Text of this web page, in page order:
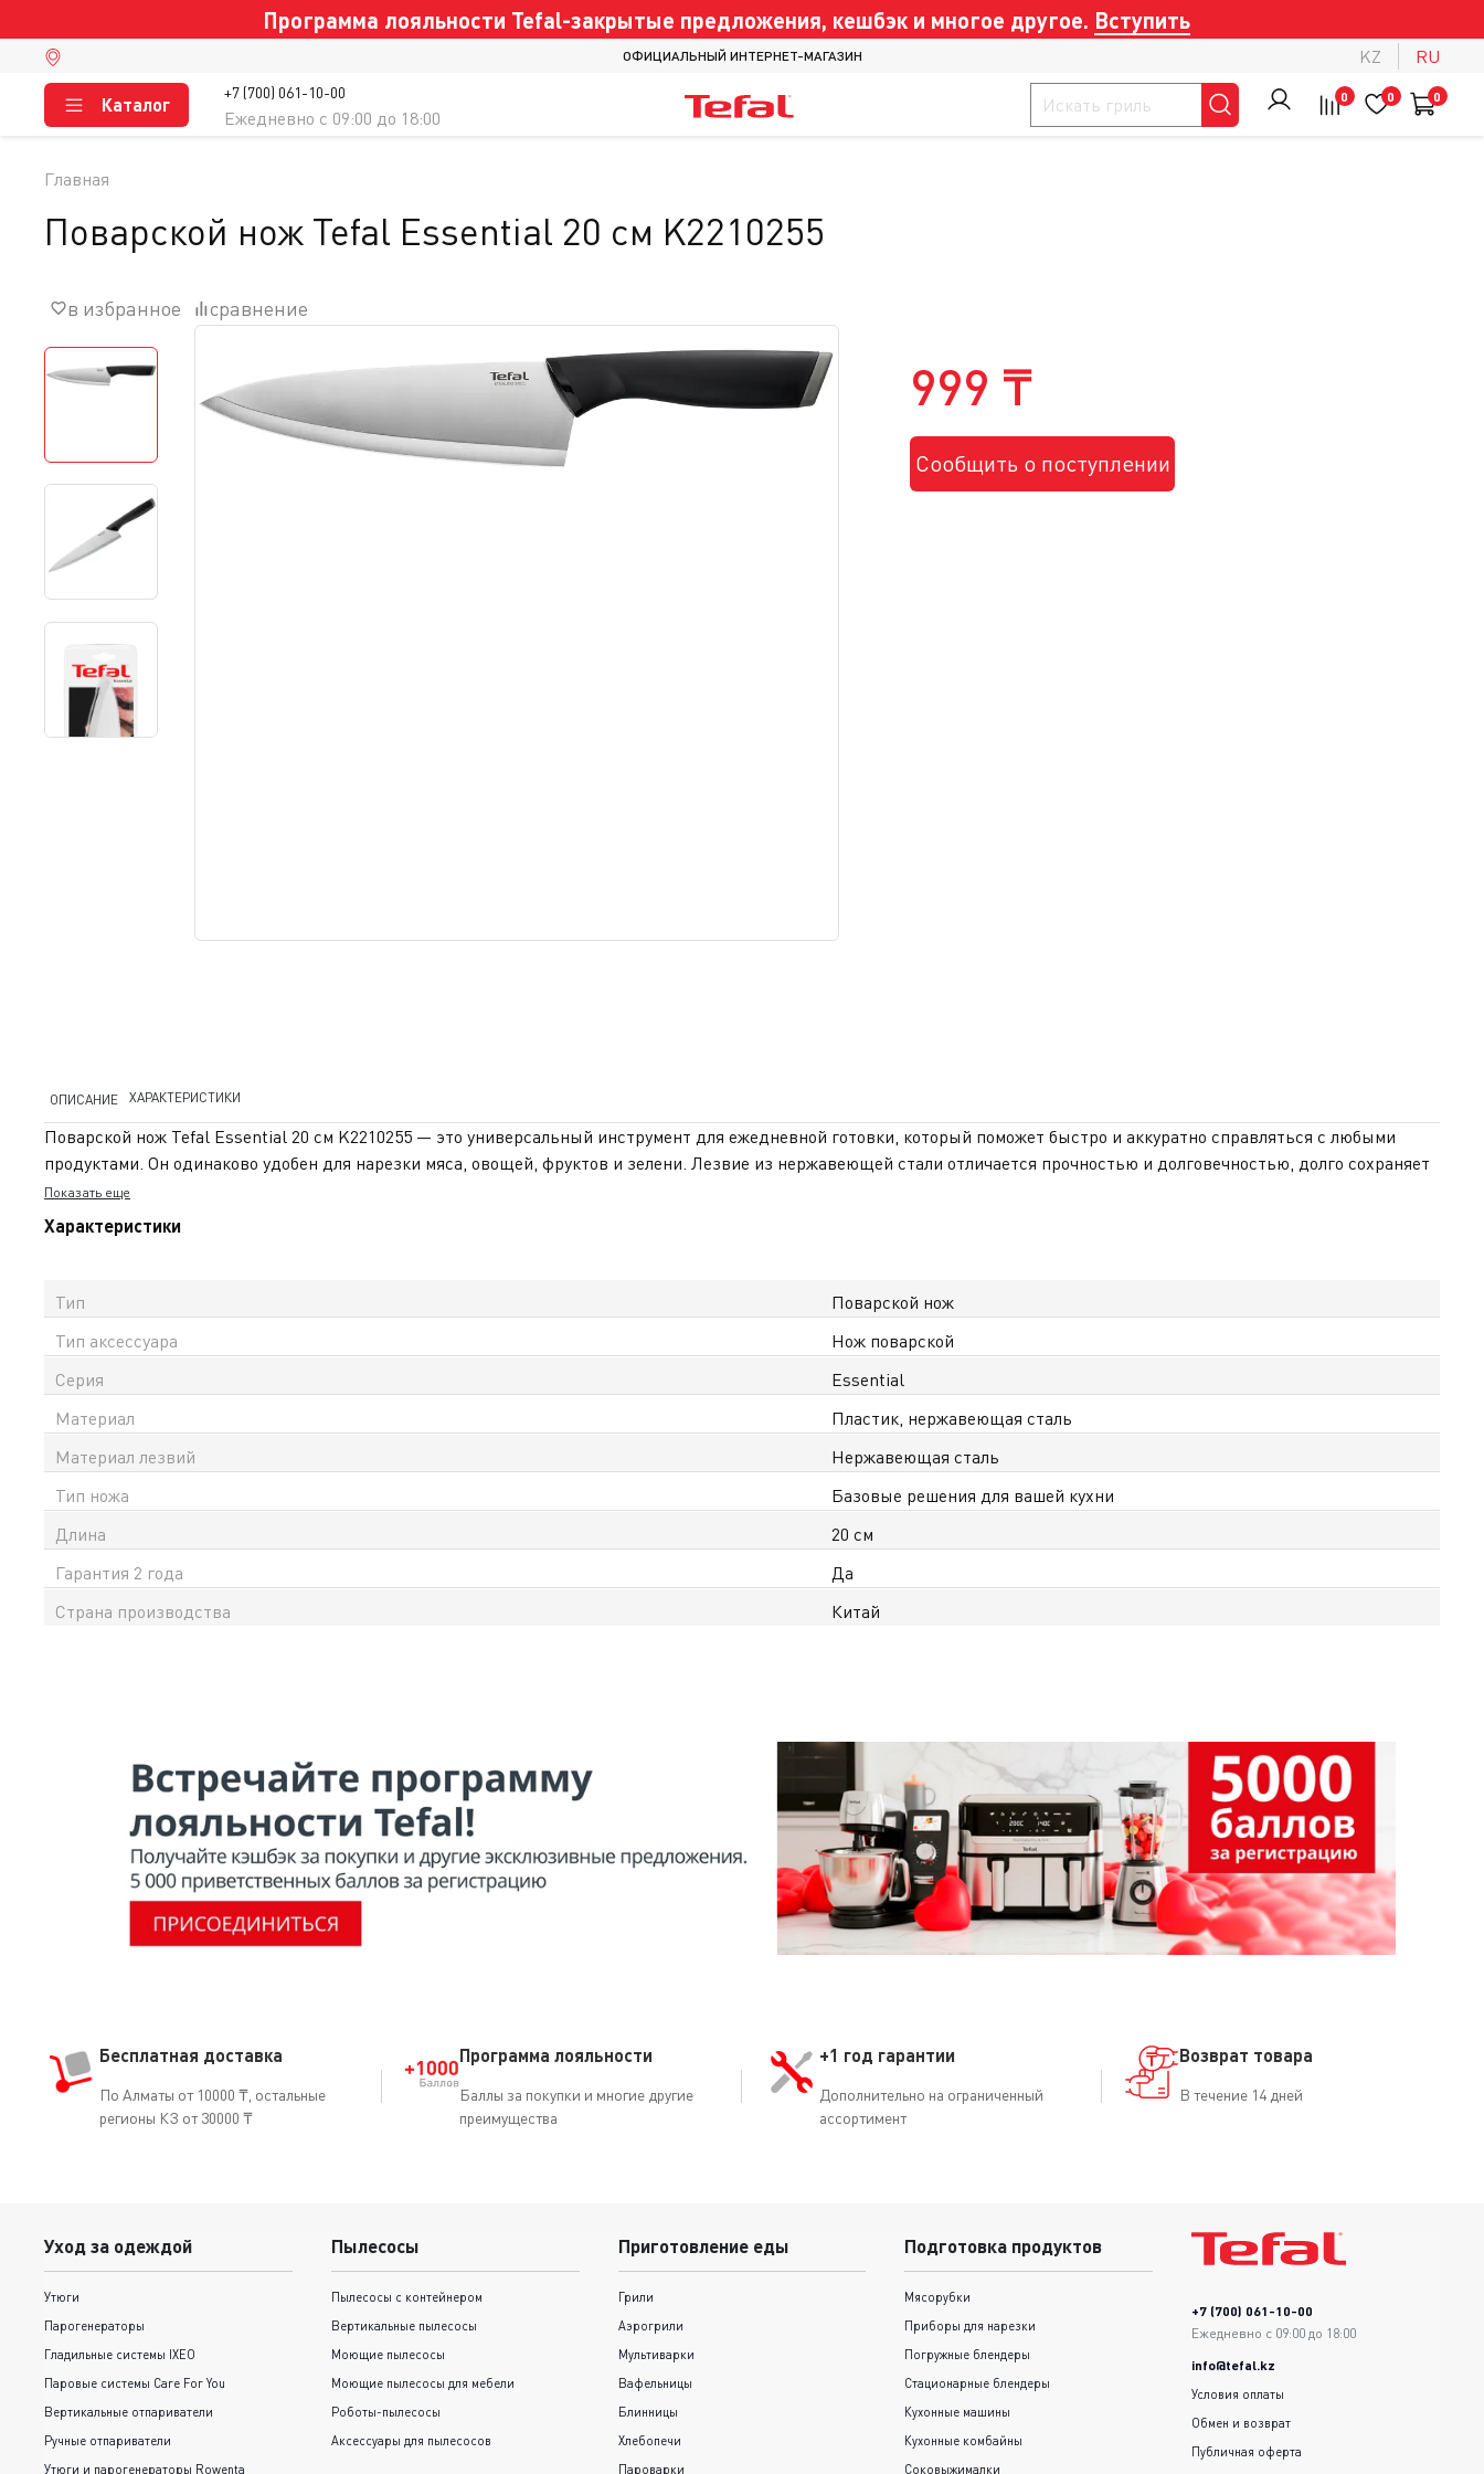
Программа лояльности Tefal-закрытые предложения, кешбэк и многое другое. Вступить
ОФИЦИАЛЬНЫЙ ИНТЕРНЕТ-МАГАЗИН KZ RU
+7 (700) 061-10-00
Ежедневно c 09:00 до 18:00
Каталог 0 0 0
999 ₸
Сообщить о поступлении
Главная
Поварской нож Tefal Essential 20 см K2210255
в избранное сравнение
ОПИСАНИЕ ХАРАКТЕРИСТИКИ
Поварской нож Tefal Essential 20 см K2210255 — это универсальный инструмент для ежедневной готовки, который поможет быстро и аккуратно справляться с любыми
продуктами. Он одинаково удобен для нарезки мяса, овощей, фруктов и зелени. Лезвие из нержавеющей стали отличается прочностью и долговечностью, долго сохраняет
остроту и обеспечивает точный, ровный срез без лишних усилий. Оптимальная длина 20 см делает нож удобным как для простых, так и для более объёмных задач на кухне.
Эргономичная рукоять с покрытием Soft-touch комфортно лежит в руке и не скользит даже при длительном использовании. Больстер повышает безопасность и помогает
контролировать движения при нарезке. Практичный и надёжный нож, который станет незаменимым помощником на кухне каждый день. На сайте tefal.kz доступна
Показать еще
Характеристики
Тип
Поварской нож
Тип аксессуара
Нож поварской
Серия
Essential
Материал
Пластик, нержавеющая сталь
Материал лезвий
Нержавеющая сталь
Тип ножа
Базовые решения для вашей кухни
Длина
20 см
Гарантия 2 года
Да
Страна производства
Китай
Бесплатная доставка
По Алматы от 10000 ₸, остальные
регионы КЗ от 30000 ₸
Программа лояльности
Баллы за покупки и многие другие
преимущества
+1 год гарантии
Дополнительно на ограниченный
ассортимент
Возврат товара
В течение 14 дней
Уход за одеждой
Утюги
Парогенераторы
Гладильные системы IXEO
Паровые системы Care For You
Вертикальные отпариватели
Ручные отпариватели
Утюги и парогенераторы Rowenta
Пылесосы
Пылесосы с контейнером
Вертикальные пылесосы
Моющие пылесосы
Моющие пылесосы для мебели
Роботы-пылесосы
Аксессуары для пылесосов
Приготовление еды
Грили
Аэрогрили
Мультиварки
Вафельницы
Блинницы
Хлебопечи
Пароварки
Подготовка продуктов
Мясорубки
Приборы для нарезки
Погружные блендеры
Стационарные блендеры
Кухонные машины
Кухонные комбайны
Соковыжималки
+7 (700) 061-10-00
Ежедневно с 09:00 до 18:00
info@tefal.kz
Условия оплаты
Обмен и возврат
Публичная оферта